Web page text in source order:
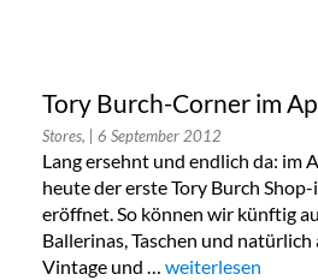
Tory Burch-Corner im
Stores, | 6 September 2012
Lang ersehnt und endlich da: im
heute der erste Tory Burch
eröffnet. So können wir künftig
Ballerinas, Taschen und natürlich
Vintage und … „Tory Burch-
weiterlesen